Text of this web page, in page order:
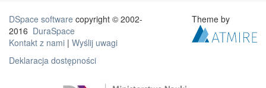
DSpace software copyright © 2002-
2016 DuraSpace
Kontakt z nami | Wyślij uwagi
Deklaracja dostępności
Theme by